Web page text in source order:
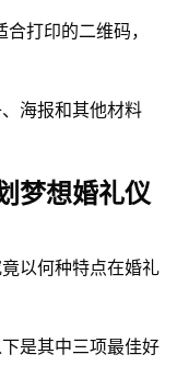
打印的二维码，
海报和其他材料
梦想婚礼仪
以何种特点在婚礼
是其中三项最佳好